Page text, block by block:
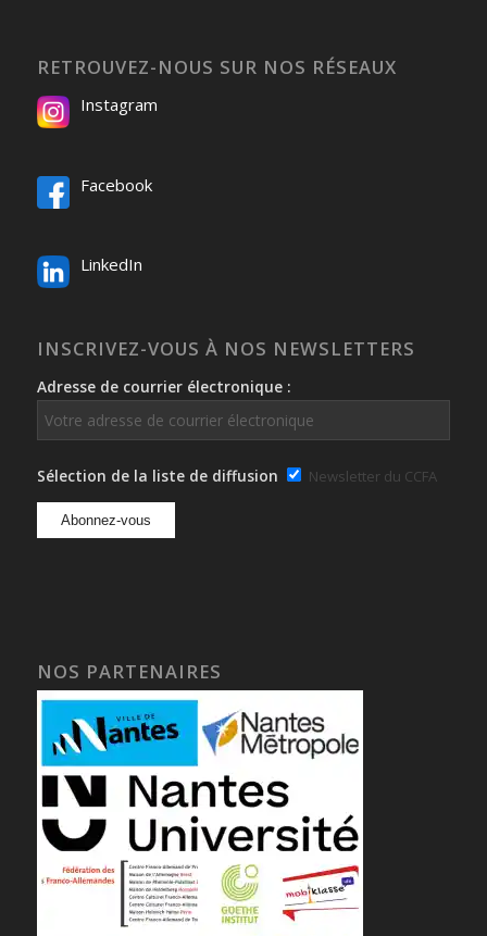
RETROUVEZ-NOUS SUR NOS RÉSEAUX
Instagram
Facebook
LinkedIn
INSCRIVEZ-VOUS À NOS NEWSLETTERS
Adresse de courrier électronique :
Sélection de la liste de diffusion Newsletter du CCFA
NOS PARTENAIRES